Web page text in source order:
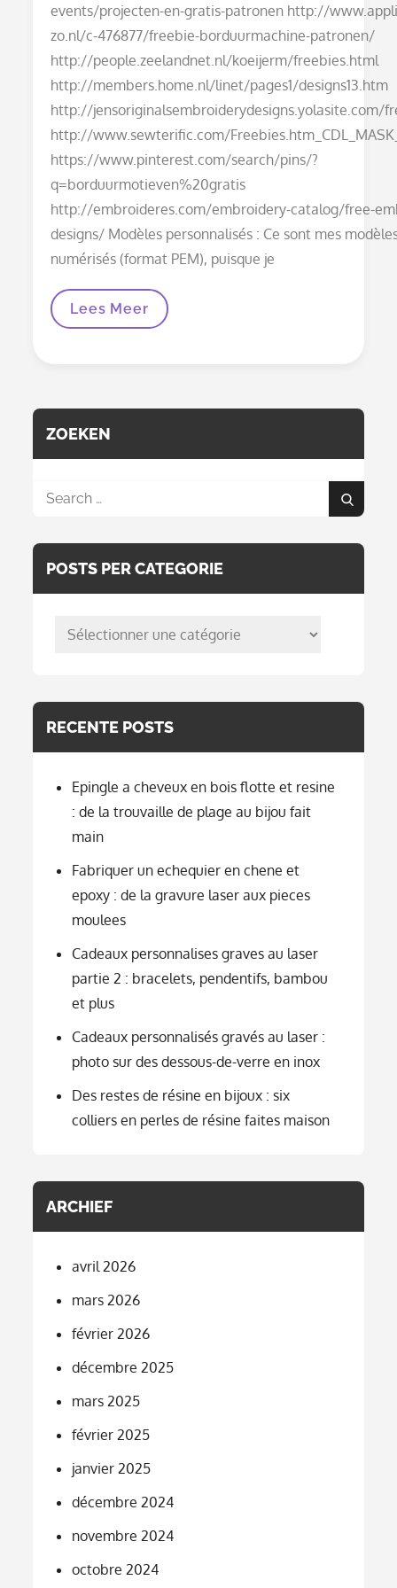
events/projecten-en-gratis-patronen http://
zo.nl/c-476877/freebie-borduurmachine-patronen/
http://people.zeelandnet.nl/koeijerm/freebies.html
http://members.home.nl/linet/pages1/designs13.htm
http://jensoriginalsembroiderydesigns.yolasite.com/
http://www.sewterific.com/
https://www.pinterest.com/search/pins/?
q=borduurmotieven%20gratis
http://embroideres.com/embroidery-catalog/free-
designs/ Modèles personnalisés : Ce sont mes
numérisés (format PEM), puisque je
Motifs
Lees Meer
ZOEKEN
Search
Search
POSTS PER CATEGORIE
posts
RECENTE POSTS
Epingle a cheveux en bois flotte et resine
: de la trouvaille de plage au bijou fait
main
Fabriquer un echequier en chene et
epoxy : de la gravure laser aux pieces
moulees
Cadeaux personnalises graves au laser
partie 2 : bracelets, pendentifs, bambou
et plus
Cadeaux personnalisés gravés au laser :
photo sur des dessous-de-verre en inox
Des restes de résine en bijoux : six
colliers en perles de résine faites maison
ARCHIEF
avril 2026
mars 2026
février 2026
décembre 2025
mars 2025
février 2025
janvier 2025
décembre 2024
novembre 2024
octobre 2024